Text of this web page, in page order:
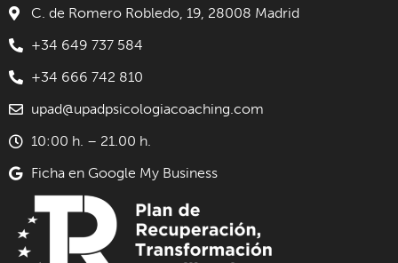
C. de Romero Robledo, 19, 28008 Madrid
+34 649 737 584
+34 666 742 810
upad@upadpsicologiacoaching.com
10:00 h. – 21.00 h.
Ficha en Google My Business